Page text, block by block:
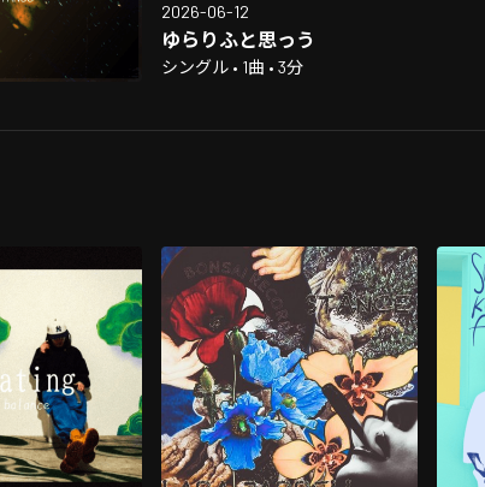
2026-06-12
ゆらりふと思っう
シングル • 1曲 • 3分